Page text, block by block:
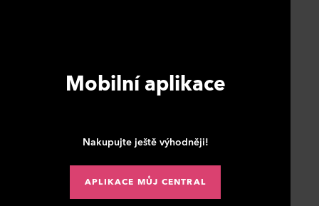
Mobilní aplikace
Nakupujte ještě výhodněji!
APLIKACE MŮJ CENTRAL